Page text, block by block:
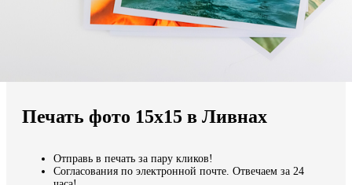
Мы доставляем по всему миру
Продолжить без города
Печать фото 15х15 в Ливнах
Отправь в печать за пару кликов!
Согласования по электронной почте. Отвечаем за 24